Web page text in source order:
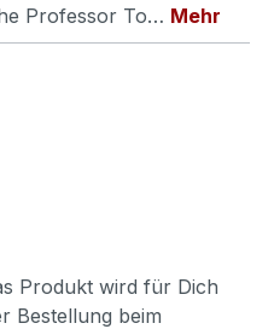
Professor To… Mehr
Produkt wird für Dich
Bestellung beim